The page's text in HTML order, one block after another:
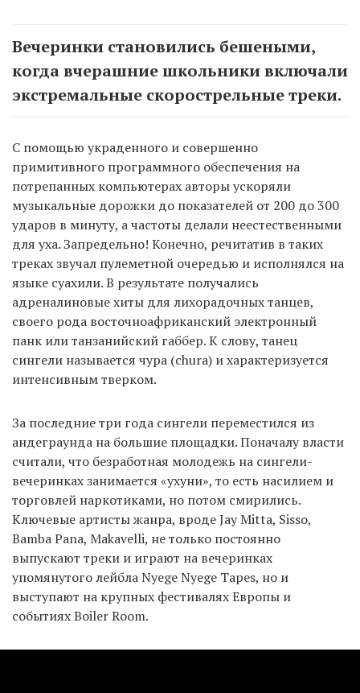
Вечеринки становились бешеными,
когда вчерашние школьники включали
экстремальные скорострельные треки.
C помощью украденного и совершенно
примитивного программного обеспечения на
потрепанных компьютерах авторы ускоряли
музыкальные дорожки до показателей от 200 до 300
ударов в минуту, а частоты делали неестественными
для уха. Запредельно! Конечно, речитатив в таких
треках звучал пулеметной очередью и исполнялся на
языке суахили. В результате получались
адреналиновые хиты для лихорадочных танцев,
своего рода восточноафриканский электронный
панк или танзанийский габбер. К слову, танец
сингели называется чура (chura) и характеризуется
интенсивным тверком.
За последние три года сингели переместился из
андеграунда на большие площадки. Поначалу власти
считали, что безработная молодежь на сингели-
вечеринках занимается «ухуни», то есть насилием и
торговлей наркотиками, но потом смирились.
Ключевые артисты жанра, вроде Jay Mitta, Sisso,
Bamba Pana, Makavelli, не только постоянно
выпускают треки и играют на вечеринках
упомянутого лейбла Nyege Nyege Tapes, но и
выступают на крупных фестивалях Европы и
событиях Boiler Room.